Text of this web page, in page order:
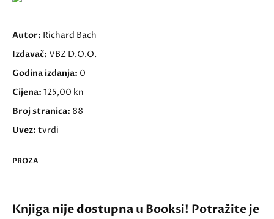
Autor: Richard Bach
Izdavač: VBZ D.O.O.
Godina izdanja: 0
Cijena: 125,00 kn
Broj stranica: 88
Uvez: tvrdi
PROZA
Knjiganije dostupnau Booksi! Potražite je